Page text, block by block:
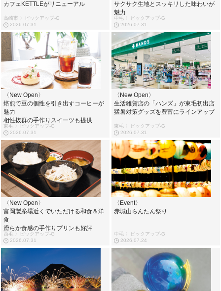
カフェKETTLEがリニューアル
高崎市 〉ピックアップ-G
2026.07.31
サクサク生地とスッキリした味わいが
魅力
中毛 〉ピックアップ-G
2026.07.31
〈New Open〉
焙煎で豆の個性を引き出すコーヒーが
魅力
相性抜群の手作りスイーツも提供
東毛 〉ピックアップ-G
2026.07.31
〈New Open〉
生活雑貨店の「ハンズ」が東毛初出店
猛暑対策グッズを豊富にラインアップ
東毛 〉ピックアップ-G
2026.07.31
〈New Open〉
富岡製糸場近くでいただける和食＆洋
食
滑らか食感の手作りプリンも好評
西毛 〉ピックアップ-G
2026.07.31
〈Event〉
赤城山らんたん祭り
中毛 〉ピックアップ-G
2026.07.24